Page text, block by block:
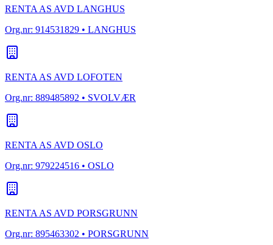
RENTA AS AVD LANGHUS
Org.nr: 914531829 • LANGHUS
RENTA AS AVD LOFOTEN
Org.nr: 889485892 • SVOLVÆR
RENTA AS AVD OSLO
Org.nr: 979224516 • OSLO
RENTA AS AVD PORSGRUNN
Org.nr: 895463302 • PORSGRUNN